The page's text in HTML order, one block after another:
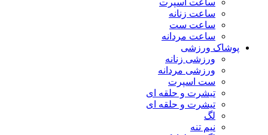
ساعت زنانه
ساعت ست
ساعت مردانه
پوشاک ورزشی
ورزشی زنانه
ورزشی مردانه
ست اسپرت
تیشرت و حلقه ای
تیشرت و حلقه ای
لگ
نیم تنه